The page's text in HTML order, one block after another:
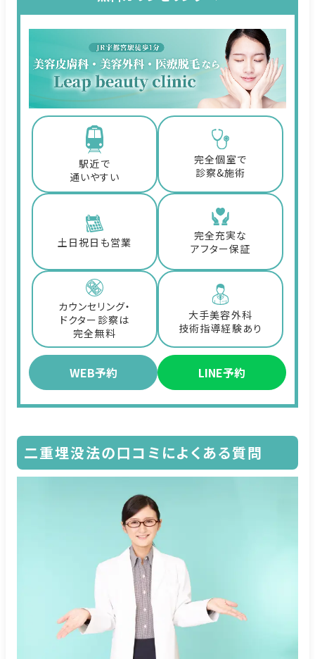
駅近で
通いやすい
完全個室で
診察&施術
土日祝日も営業
完全充実な
アフター保証
カウンセリング・
ドクター診察は
完全無料
大手美容外科
技術指導経験あり
WEB予約 LINE予約
二重埋没法の口コミによくある質問